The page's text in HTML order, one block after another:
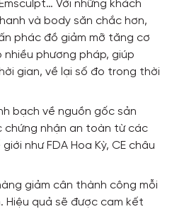
Với những khách
và body săn chắc hơn,
phác đồ giảm mỡ tăng cơ
nhiều phương pháp, giúp
gian, về lại số đo trong thời
bạch về nguồn gốc sản
nhận an toàn từ các
như FDA Hoa Kỳ, CE châu
giảm cân thành công mỗi
Hiệu quả sẽ được cam kết